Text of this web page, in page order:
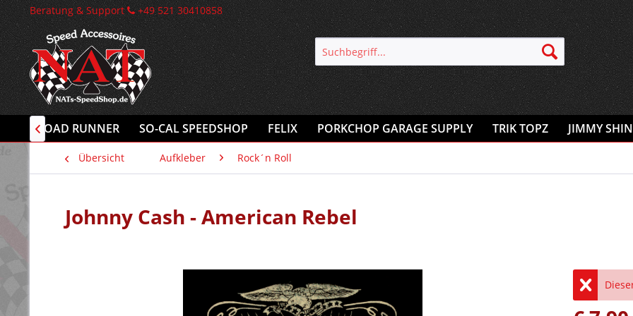
Beratung & Support +49 521 30410858
ROAD RUNNER SO-CAL SPEEDSHOP FELIX PORKCHOP GARAGE SUPPLY TRIK TOPZ JIMMY

Übersicht Aufkleber Rock´n Roll
Johnny Cash - American Rebel